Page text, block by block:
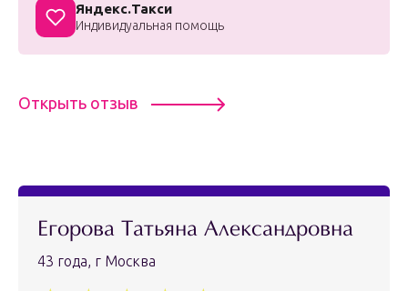
Яндекс.Такси
Индивидуальная помощь
Открыть отзыв
Егорова Татьяна Александровна
43 года, г Москва